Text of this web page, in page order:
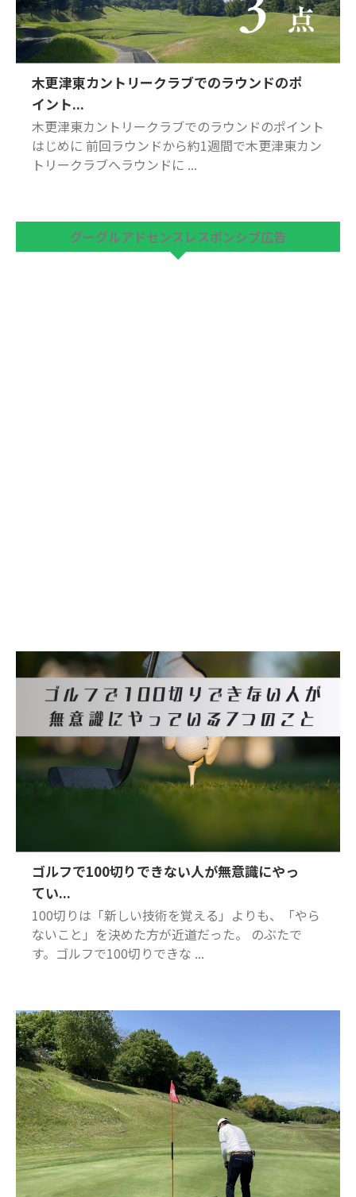
木更津東カントリークラブでのラウンドのポ
イント...
木更津東カントリークラブでのラウンドのポイント
はじめに 前回ラウンドから約1週間で木更津東カン
トリークラブへラウンドに ...
グーグルアドセンスレスポンシブ広告
ゴルフで100切りできない人が無意識にやっ
てい...
100切りは「新しい技術を覚える」よりも、「やら
ないこと」を決めた方が近道だった。 のぶたで
す。ゴルフで100切りできな ...